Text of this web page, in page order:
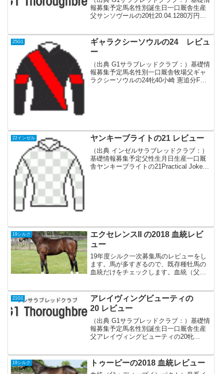
報募集予定馬名性別誕生日一口厩舎生産
父サンソヴールの20牡20.04.1280万円寺
中距離で活躍したが、ドレフォンはアメ
リ...
25G1
ギャラクシーソウルの24 レビュ
ー
（出典 G1サラブレッドクラブ：）基礎情
報募集予定馬名性別一口厩舎牧場父ギャ
ラクシーソウルの24牝40小崎 憲追分Fル
22インゼル ヤンキーブライトの21 レビュー
（出典 インゼルサラブレッドクラブ：）
基礎情報募集予定父性生月日生産一口厩
舎ヤンキーブライトの21Practical Joke牝
19シルク
エクセレンスII の2018 血統レビ
ュー
19年度シルク一次募集馬のレビューをし
ます。馬が多すぎるので、既存種牡馬の
血統だけをチェックします。血統（父：
ンフィーユ（父：フランケル）が芝
1800mで未勝利勝...
21G1
アレイヴィングビューティの
20 レビュー
（出典 G1サラブレッドクラブ：）基礎情
報募集予定馬名性別誕生日一口厩舎生産
父アレイヴィングビューティの20牝
カクラシック3冠馬。産駒は来年デビ...
19シルク トゥーピーの2018 血統レビュー